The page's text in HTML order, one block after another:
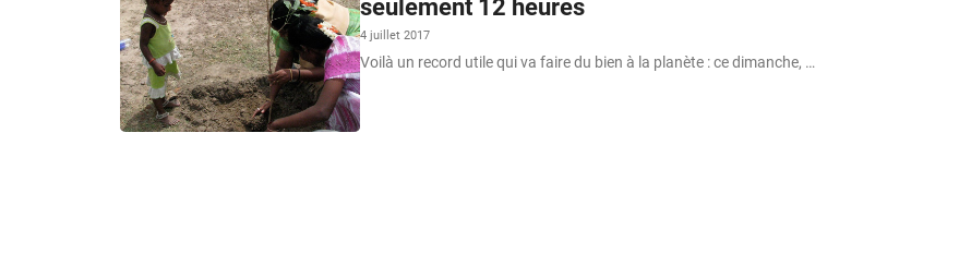
seulement 12 heures
4 juillet 2017
Voilà un record utile qui va faire du bien à la planète : ce dimanche, …